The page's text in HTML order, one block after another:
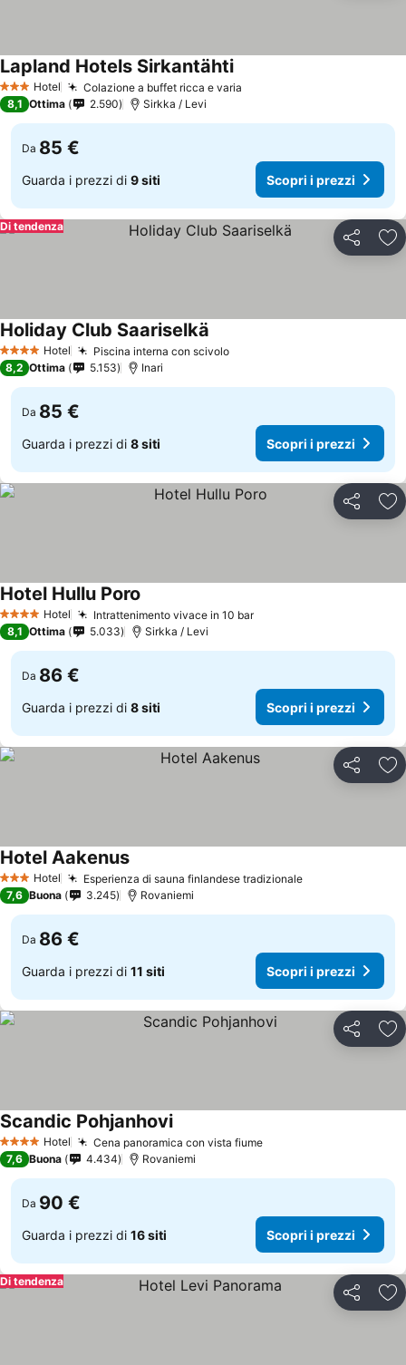
3 StelleHotel Colazione a buffet ricca e varia
Lapland Hotels Sirkantähti
8,1 Ottima 2.590 Sirkka / Levi
Da 85 €
Guarda i prezzi di 9 siti Scopri i prezzi
Condividi
Di tendenza
4 Stelle Hotel Piscina interna con scivolo
Holiday Club Saariselkä
8,2 Ottima 5.153 Inari
Da 85 €
Guarda i prezzi di 8 siti Scopri i prezzi
Condividi
4 Stelle Hotel Intrattenimento vivace in 10 bar
Hotel Hullu Poro
8,1 Ottima 5.033 Sirkka / Levi
Da 86 €
Guarda i prezzi di 8 siti Scopri i prezzi
Condividi
3 StelleHotel Esperienza di sauna finlandese tradizionale
Hotel Aakenus
7,6 Buona 3.245 Rovaniemi
Da 86 €
Guarda i prezzi di 11 siti Scopri i prezzi
Condividi
4 Stelle Hotel Cena panoramica con vista fiume
Scandic Pohjanhovi
7,6 Buona 4.434 Rovaniemi
Da 90 €
Guarda i prezzi di 16 siti Scopri i prezzi
Condividi
Di tendenza